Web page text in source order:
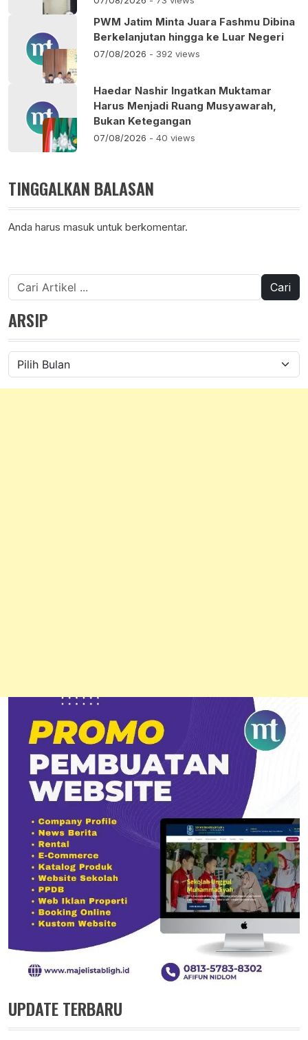
PWM Jatim Minta Juara Fashmu Dibina
Berkelanjutan hingga ke Luar Negeri
07/08/2026 - 392 views
Haedar Nashir Ingatkan Muktamar
Harus Menjadi Ruang Musyawarah,
Bukan Ketegangan
07/08/2026 - 40 views
TINGGALKAN BALASAN
Anda harus masuk untuk berkomentar.
Cari
untuk:
ARSIP
Arsip
UPDATE TERBARU